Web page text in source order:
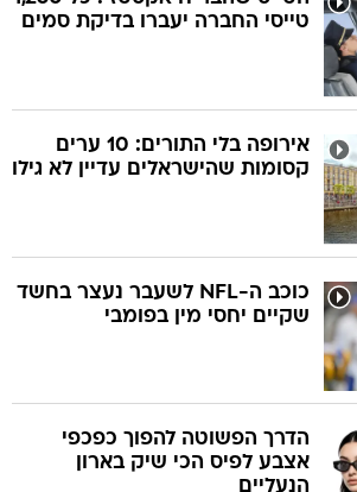
טייסי החברה יעברו בדיקת סמים
אירופה בלי התורים: 10 ערים
קסומות שהישראלים עדיין לא גילו
כוכב ה-NFL לשעבר נעצר בחשד
שקיים יחסי מין בפומבי
הדרך הפשוטה להפוך כפכפי
אצבע לפיס הכי שיק בארון
הנעליים